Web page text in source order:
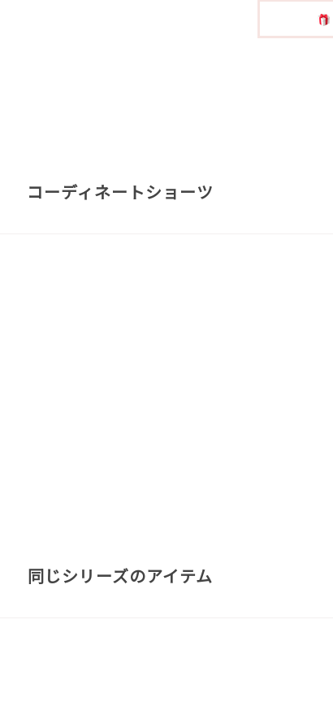
コーディネートショーツ
同じシリーズのアイテム